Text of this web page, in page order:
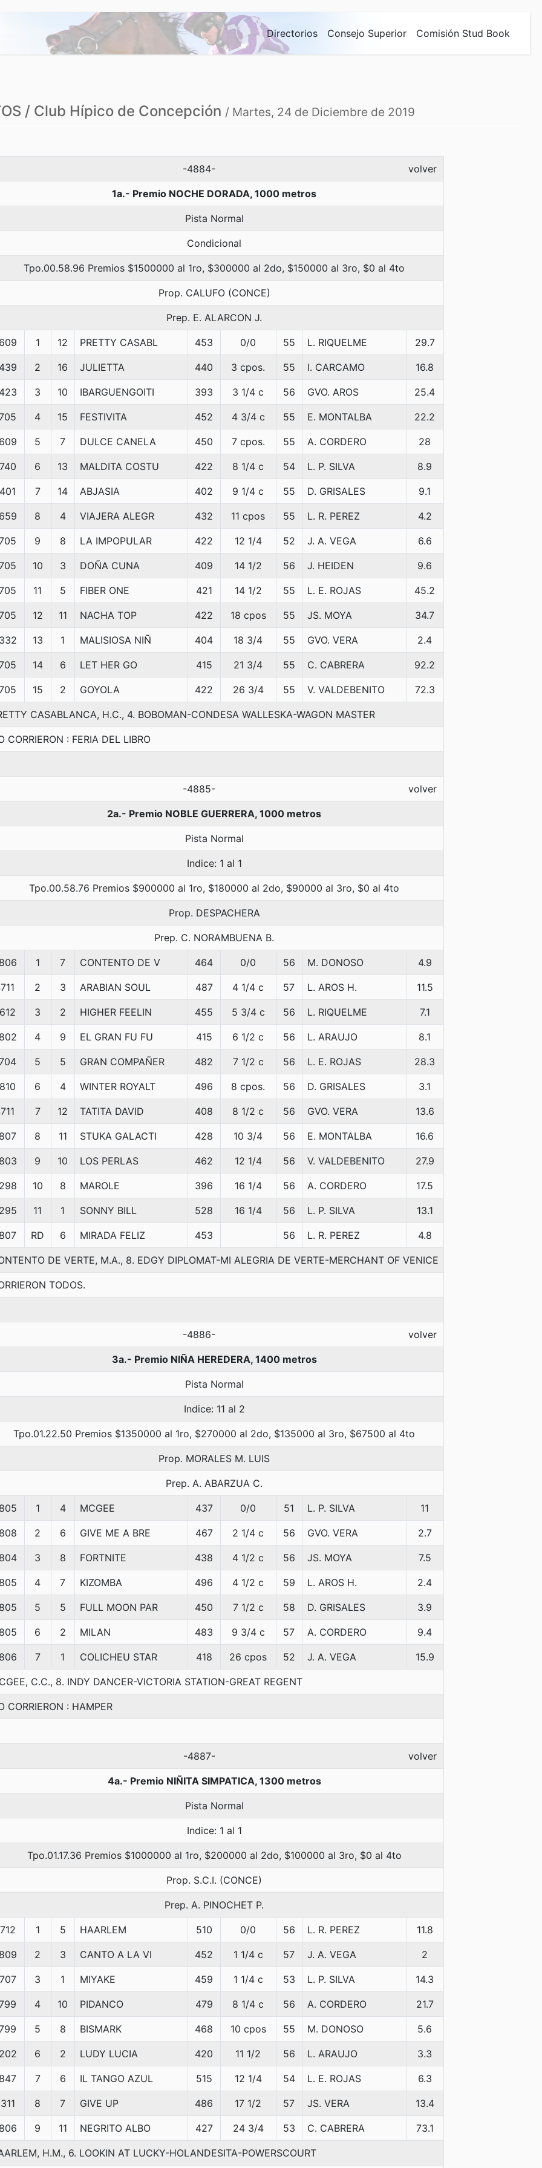
Directorios Consejo Superior Comisión Stud Book
/ Club Hípico de Concepción / Martes, 24 de Diciembre de 2019
-4884- volver
1a.- Premio NOCHE DORADA, 1000 metros
Pista Normal
Condicional
Tpo.00.58.96 Premios $1500000 al 1ro, $300000 al 2do, $150000 al 3ro, $0 al 4to
Prop. CALUFO (CONCE)
Prep. E. ALARCON J.
1 12 PRETTY CASABL 453 0/0 55 L. RIQUELME 29.7
2 16 JULIETTA 440 3 cpos. 55 I. CARCAMO 16.8
3 10 IBARGUENGOITI 393 3 1/4 c 56 GVO. AROS 25.4
4 15 FESTIVITA 452 4 3/4 c 55 E. MONTALBA 22.2
5 7 DULCE CANELA 450 7 cpos. 55 A. CORDERO 28
6 13 MALDITA COSTU 422 8 1/4 c 54 L. P. SILVA 8.9
7 14 ABJASIA 402 9 1/4 c 55 D. GRISALES 9.1
8 4 VIAJERA ALEGR 432 11 cpos 55 L. R. PEREZ 4.2
9 8 LA IMPOPULAR 422 12 1/4 52 J. A. VEGA 6.6
10 3 DOÑA CUNA 409 14 1/2 56 J. HEIDEN 9.6
11 5 FIBER ONE 421 14 1/2 55 L. E. ROJAS 45.2
12 11 NACHA TOP 422 18 cpos 55 JS. MOYA 34.7
13 1 MALISIOSA NIÑ 404 18 3/4 55 GVO. VERA 2.4
14 6 LET HER GO 415 21 3/4 55 C. CABRERA 92.2
15 2 GOYOLA 422 26 3/4 55 V. VALDEBENITO 72.3
CASABLANCA, H.C., 4. BOBOMAN-CONDESA WALLESKA-WAGON MASTER
CORRIERON : FERIA DEL LIBRO
-4885- volver
2a.- Premio NOBLE GUERRERA, 1000 metros
Pista Normal
Indice: 1 al 1
Tpo.00.58.76 Premios $900000 al 1ro, $180000 al 2do, $90000 al 3ro, $0 al 4to
Prop. DESPACHERA
Prep. C. NORAMBUENA B.
1 7 CONTENTO DE V 464 0/0 56 M. DONOSO 4.9
2 3 ARABIAN SOUL 487 4 1/4 c 57 L. AROS H. 11.5
3 2 HIGHER FEELIN 455 5 3/4 c 56 L. RIQUELME 7.1
4 9 EL GRAN FU FU 415 6 1/2 c 56 L. ARAUJO 8.1
5 5 GRAN COMPAÑER 482 7 1/2 c 56 L. E. ROJAS 28.3
6 4 WINTER ROYALT 496 8 cpos. 56 D. GRISALES 3.1
7 12 TATITA DAVID 408 8 1/2 c 56 GVO. VERA 13.6
8 11 STUKA GALACTI 428 10 3/4 56 E. MONTALBA 16.6
9 10 LOS PERLAS 462 12 1/4 56 V. VALDEBENITO 27.9
10 8 MAROLE 396 16 1/4 56 A. CORDERO 17.5
11 1 SONNY BILL 528 16 1/4 56 L. P. SILVA 13.1
RD 6 MIRADA FELIZ 453 56 L. R. PEREZ 4.8
DE VERTE, M.A., 8. EDGY DIPLOMAT-MI ALEGRIA DE VERTE-MERCHANT OF VENICE
TODOS.
-4886- volver
3a.- Premio NIÑA HEREDERA, 1400 metros
Pista Normal
Indice: 11 al 2
Tpo.01.22.50 Premios $1350000 al 1ro, $270000 al 2do, $135000 al 3ro, $67500 al 4to
Prop. MORALES M. LUIS
Prep. A. ABARZUA C.
1 4 MCGEE 437 0/0 51 L. P. SILVA 11
2 6 GIVE ME A BRE 467 2 1/4 c 56 GVO. VERA 2.7
3 8 FORTNITE 438 4 1/2 c 56 JS. MOYA 7.5
4 7 KIZOMBA 496 4 1/2 c 59 L. AROS H. 2.4
5 5 FULL MOON PAR 450 7 1/2 c 58 D. GRISALES 3.9
6 2 MILAN 483 9 3/4 c 57 A. CORDERO 9.4
7 1 COLICHEU STAR 418 26 cpos 52 J. A. VEGA 15.9
C.C., 8. INDY DANCER-VICTORIA STATION-GREAT REGENT
CORRIERON : HAMPER
-4887- volver
4a.- Premio NIÑITA SIMPATICA, 1300 metros
Pista Normal
Indice: 1 al 1
Tpo.01.17.36 Premios $1000000 al 1ro, $200000 al 2do, $100000 al 3ro, $0 al 4to
Prop. S.C.I. (CONCE)
Prep. A. PINOCHET P.
1 5 HAARLEM 510 0/0 56 L. R. PEREZ 11.8
2 3 CANTO A LA VI 452 1 1/4 c 57 J. A. VEGA 2
3 1 MIYAKE 459 1 1/4 c 53 L. P. SILVA 14.3
4 10 PIDANCO 479 8 1/4 c 56 A. CORDERO 21.7
5 8 BISMARK 468 10 cpos 55 M. DONOSO 5.6
6 2 LUDY LUCIA 420 11 1/2 56 L. ARAUJO 3.3
7 6 IL TANGO AZUL 515 12 1/4 54 L. E. ROJAS 6.3
8 7 GIVE UP 486 17 1/2 57 JS. VERA 13.4
9 11 NEGRITO ALBO 427 24 3/4 53 C. CABRERA 73.1
H.M., 6. LOOKIN AT LUCKY-HOLANDESITA-POWERSCOURT